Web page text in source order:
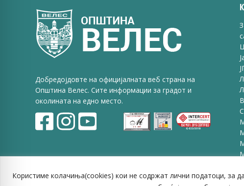
Користиме колачиња(cookies) кои не содржат лични податоци, за
Добредојдовте на официјалната веб страна на
Општина Велес. Сите информации за градот и
околината на едно место.